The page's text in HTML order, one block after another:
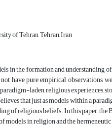
of Tehran, Tehran, Iran
in the formation and understanding
have pure empirical observations,
laden, religious experiences,
that just as models within a
of religious beliefs. In this paper,
in religion and the